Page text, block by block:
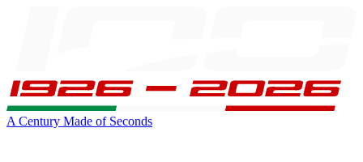
A Century Made of Seconds